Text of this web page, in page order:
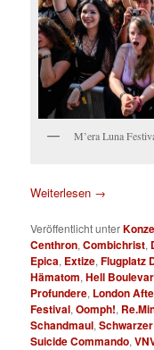
M’era Luna
Weiterlesen →
Veröffentlicht unter
Centhron,Combichrist,
Epica, Extize,Flugplatz
Hämatom,Hell
Profundere, London
Festival,Oomph!,
Schandmaul,
Suicide Commando,